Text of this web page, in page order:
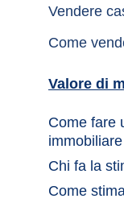
Valore di
Come fare
immobiliare
Vendere
Come